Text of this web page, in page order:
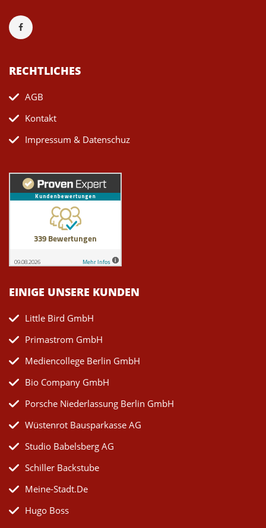
RECHTLICHES
AGB
Kontakt
Impressum & Datenschuz
EINIGE UNSERE KUNDEN
Little Bird GmbH
Primastrom GmbH
Mediencollege Berlin GmbH
Bio Company GmbH
Porsche Niederlassung Berlin GmbH
Wüstenrot Bausparkasse AG
Studio Babelsberg AG
Schiller Backstube
Meine-Stadt.de
Hugo Boss